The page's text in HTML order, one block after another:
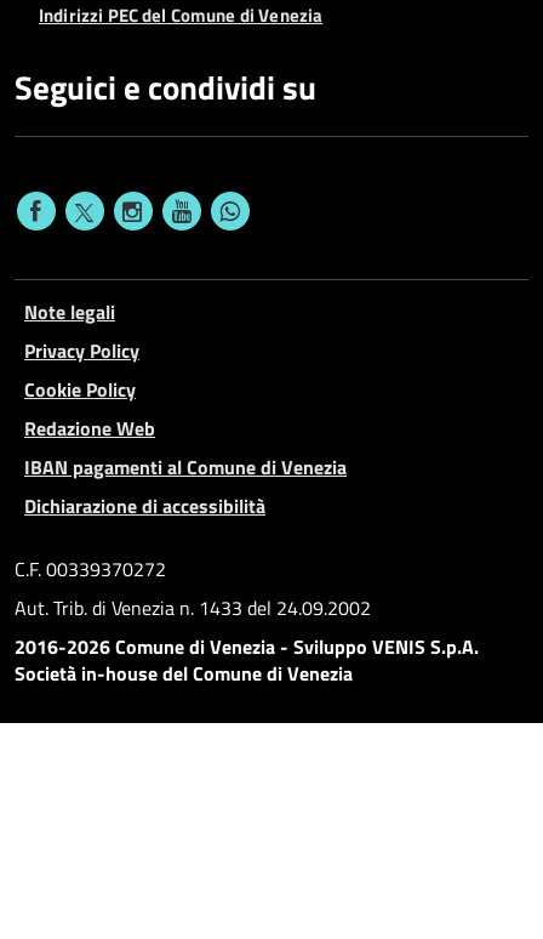
Indirizzi PEC del Comune di Venezia
Seguici e condividi su
Note legali
Privacy Policy
Cookie Policy
Redazione Web
IBAN pagamenti al Comune di Venezia
Dichiarazione di accessibilità
C.F. 00339370272
Aut. Trib. di Venezia n. 1433 del 24.09.2002
2016-2026 Comune di Venezia - Sviluppo VENIS S.p.A.
Società in-house del Comune di Venezia